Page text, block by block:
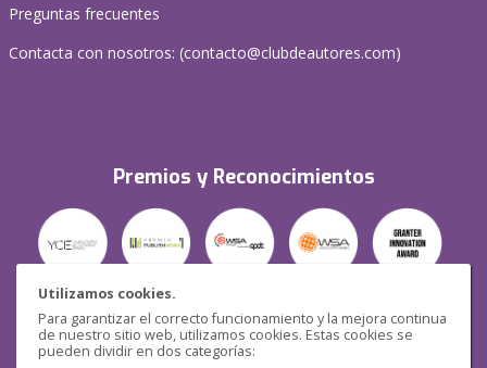
Utilizamos cookies.
Para garantizar el correcto funcionamiento y la mejora continua
de nuestro sitio web, utilizamos cookies. Estas cookies se
pueden dividir en dos categorías:
Preguntas frecuentes
Contacta con nosotros: (contacto@clubdeautores.com)
Premios y Reconocimientos
Seguridad